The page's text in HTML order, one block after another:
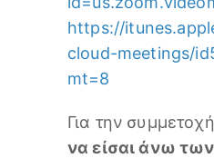
https://
cloud-meetings/
mt=8
Για την
να είσαι άνω